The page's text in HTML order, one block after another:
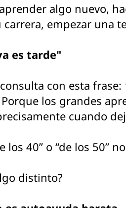
algo nuevo,
empezar una
es tarde"
con esta frase:
los grandes
cuando
los 40” o “de los 50”
distinto?